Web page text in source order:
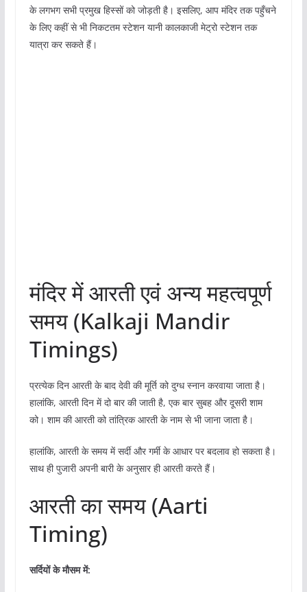
के लगभग सभी प्रमुख हिस्सों को जोड़ती है। इसलिए, आप मंदिर तक पहुँचने
के लिए कहीं से भी निकटतम स्टेशन यानी कालकाजी मेट्रो स्टेशन तक
यात्रा कर सकते हैं।
मंदिर में आरती एवं अन्य महत्वपूर्ण
समय (Kalkaji Mandir
Timings)
प्रत्येक दिन आरती के बाद देवी की मूर्ति को दुग्ध स्नान करवाया जाता है।
हालांकि, आरती दिन में दो बार की जाती है, एक बार सुबह और दूसरी शाम
को। शाम की आरती को तांत्रिक आरती के नाम से भी जाना जाता है।
हालांकि, आरती के समय में सर्दी और गर्मी के आधार पर बदलाव हो सकता है।
साथ ही पुजारी अपनी बारी के अनुसार ही आरती करते हैं।
आरती का समय (Aarti
Timing)
सर्दियों के मौसम में: